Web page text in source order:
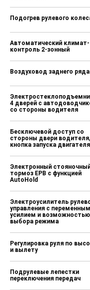
(фаркопа)
огни
задние
Функция
после
замка
Датчик
Подогрев рулевого
Автоматический климат-
контроль 2-зонный
Воздуховод заднего ряда
4 дверей с
со стороны водителя
Бесключевой доступ со
стороны двери водителя,
кнопка запуска двигателя
Электронный
тормоз EPB с функцией
AutoHold
Электроусилитель
управления с переменным
усилием и возможностью
выбора режима
Регулировка руля по
и вылету
Подрулевые лепестки
переключения передач